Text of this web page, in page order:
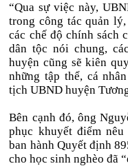
“Qua sự việc này,
trong công tác quản
các chế độ chính sách
dân tộc nói chung,
huyện cũng sẽ kiên
những tập thể, cá
tịch UBND huyện
Bên cạnh đó, ông
phục khuyết điểm
ban hành Quyết định
cho học sinh nghèo đã